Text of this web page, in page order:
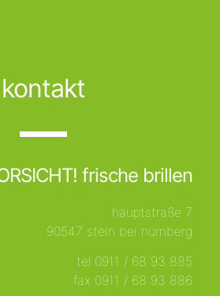
kontakt
frische brillen
hauptstraße 7
90547 stein bei nürnberg
tel 0911 / 68 93 885
fax 0911 / 68 93 886